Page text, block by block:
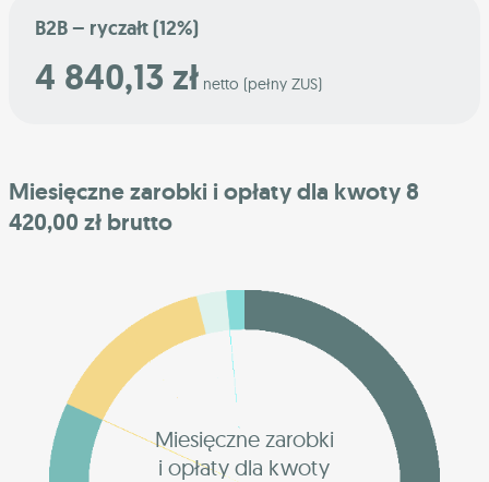
B2B – ryczałt (12%)
4 840,13 zł netto (pełny ZUS)
Miesięczne zarobki i opłaty dla kwoty 8
420,00 zł brutto
Miesięczne zarobki
i opłaty dla kwoty